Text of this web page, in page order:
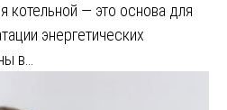
котельной — это основа для
энергетических
в…